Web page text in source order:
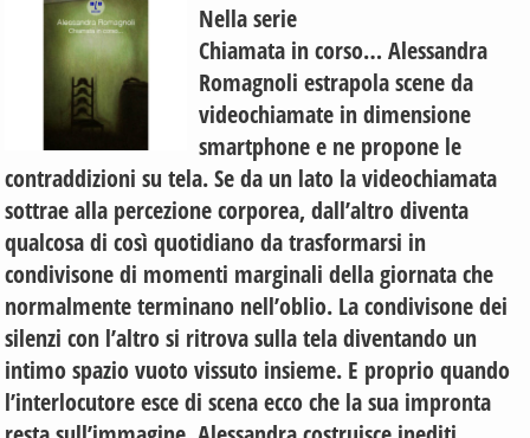
Nella serie
Chiamata in corso… Alessandra
Romagnoli estrapola scene da
videochiamate in dimensione
smartphone e ne propone le
contraddizioni su tela. Se da un lato la videochiamata
sottrae alla percezione corporea, dall’altro diventa
qualcosa di così quotidiano da trasformarsi in
condivisone di momenti marginali della giornata che
normalmente terminano nell’oblio. La condivisone dei
silenzi con l’altro si ritrova sulla tela diventando un
intimo spazio vuoto vissuto insieme. E proprio quando
l’interlocutore esce di scena ecco che la sua impronta